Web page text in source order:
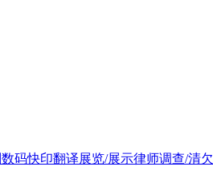
数码快印翻译展览/展示律师调查/清欠